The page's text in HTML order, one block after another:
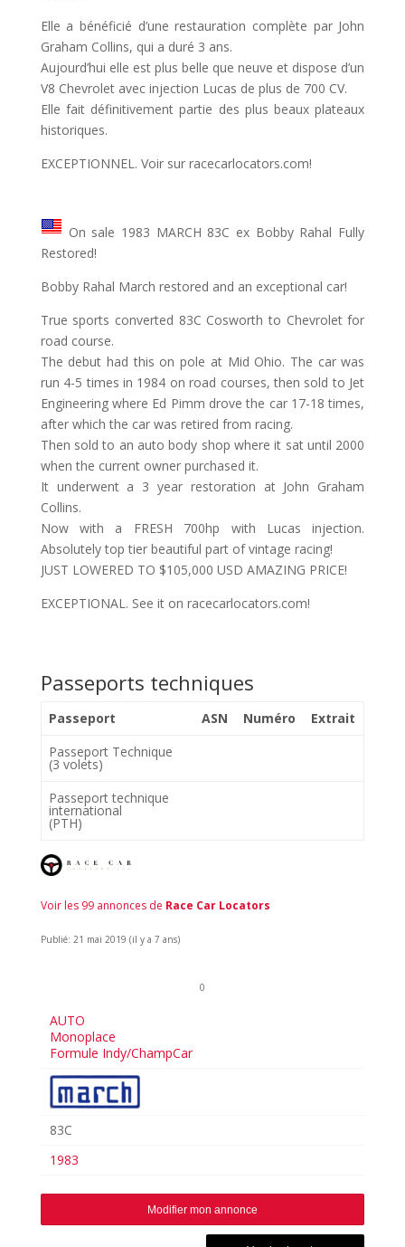
Elle a bénéficié d’une restauration complète par John
Graham Collins, qui a duré 3 ans.
Aujourd’hui elle est plus belle que neuve et dispose d’un
V8 Chevrolet avec injection Lucas de plus de 700 CV.
Elle fait définitivement partie des plus beaux plateaux
historiques.
EXCEPTIONNEL. Voir sur racecarlocators.com!
On sale 1983 MARCH 83C ex Bobby Rahal Fully
Restored!
Bobby Rahal March restored and an exceptional car!
True sports converted 83C Cosworth to Chevrolet for
road course.
The debut had this on pole at Mid Ohio. The car was
run 4-5 times in 1984 on road courses, then sold to Jet
Engineering where Ed Pimm drove the car 17-18 times,
after which the car was retired from racing.
Then sold to an auto body shop where it sat until 2000
when the current owner purchased it.
It underwent a 3 year restoration at John Graham
Collins.
Now with a FRESH 700hp with Lucas injection.
Absolutely top tier beautiful part of vintage racing!
JUST LOWERED TO $105,000 USD AMAZING PRICE!
EXCEPTIONAL. See it on racecarlocators.com!
Passeports techniques
Passeport ASN Numéro
Extrait
Passeport Technique
(3 volets)
Passeport technique
international
(PTH)
Voir les 99 annonces de Race Car Locators
Publié: 21 mai 2019 (il y a 7 ans)
0
AUTO
Monoplace
Formule Indy/ChampCar
83C
1983
Modifier mon annonce